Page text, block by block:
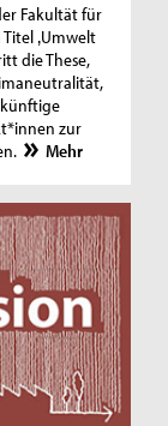
Fakultät für
‚Umwelt
die These,
zur
Mehr